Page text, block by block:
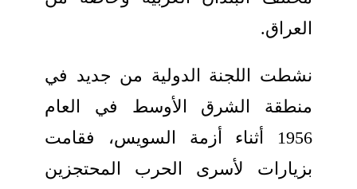
العراق.
نشطت اللجنة الدولية من جديد في
منطقة الشرق الأوسط في العام
1956 أثناء أزمة السويس، فقامت
بزيارات لأسرى الحرب المحتجزين